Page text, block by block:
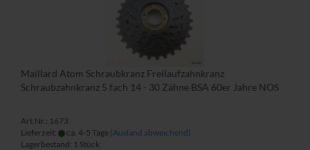
Maillard Atom Schraubkranz Freilaufzahnkranz
Schraubzahnkranz 5 fach 14 - 30 Zähne BSA 60er Jahre NOS
Art.Nr.: 1673
Lieferzeit:
ca. 4-5 Tage (Ausland abweichend)
Lagerbestand: 1 Stück